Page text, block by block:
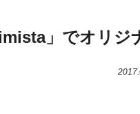
」でオリ